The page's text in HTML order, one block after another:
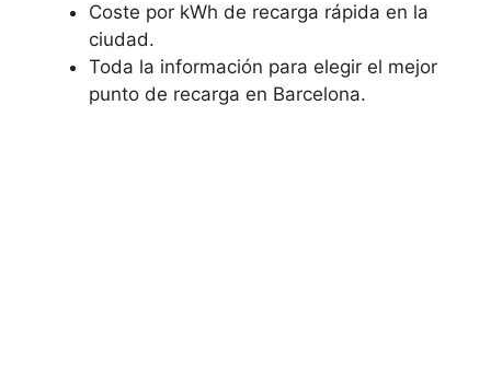
Coste por kWh de recarga rápida en la
ciudad.
Toda la información para elegir el mejor
punto de recarga en Barcelona.